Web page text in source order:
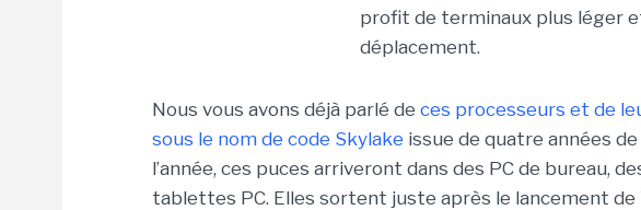
profit de terminaux plus léger
déplacement.
Nous vous avons déjà parlé de ces processeurs et de
sous le nom de code Skylake issue de quatre années
l’année, ces puces arriveront dans des PC de bureau,
tablettes PC. Elles sortent juste après le lancement